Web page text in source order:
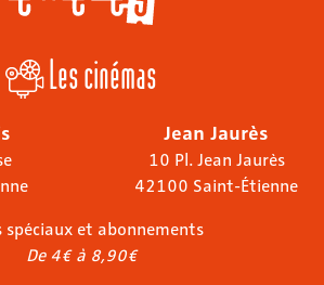
Les cinémas
Jean Jaurès
10 Pl. Jean Jaurès
42100 Saint-Étienne
spéciaux et abonnements
De 4€ à 8,90€